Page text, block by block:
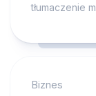
tłumaczenie
Biznes